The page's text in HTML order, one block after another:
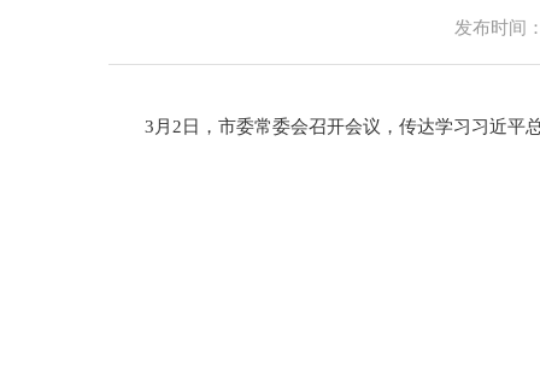
发布时间
3月2日，市委常委会召开会议，传达学习习近平